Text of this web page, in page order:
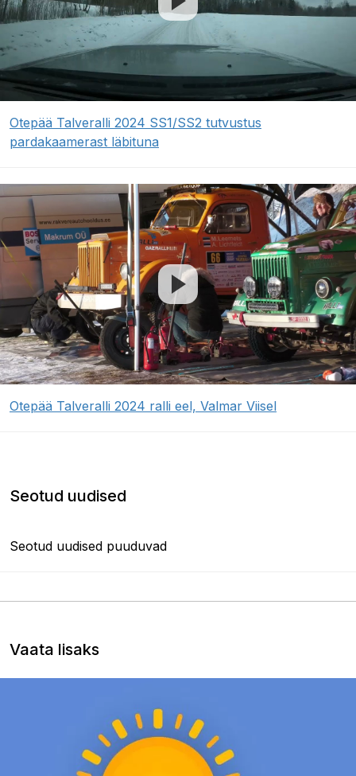
Otepää Talveralli 2024 SS1/SS2 tutvustus
pardakaamerast läbituna
Otepää Talveralli 2024 ralli eel, Valmar Viisel
Seotud uudised
Seotud uudised puuduvad
Vaata lisaks